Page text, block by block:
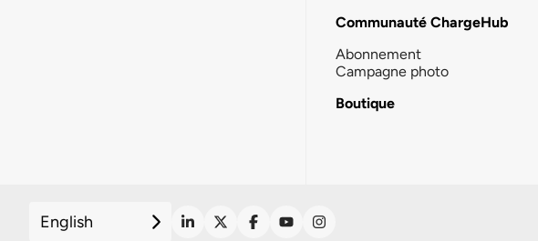
Communauté ChargeHub
Abonnement
Campagne photo
Boutique
English